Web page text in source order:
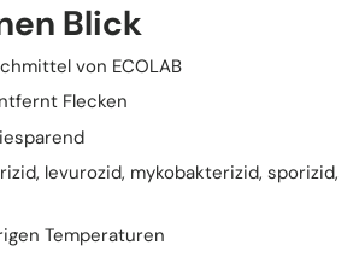
Blick
von ECOLAB
Flecken
levurozid, mykobakterizid, sporizid,
Temperaturen